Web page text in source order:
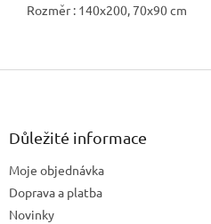
Rozměr : 140x200, 70x90 cm
Z
Důležité informace
Moje objednávka
Doprava a platba
Novinky